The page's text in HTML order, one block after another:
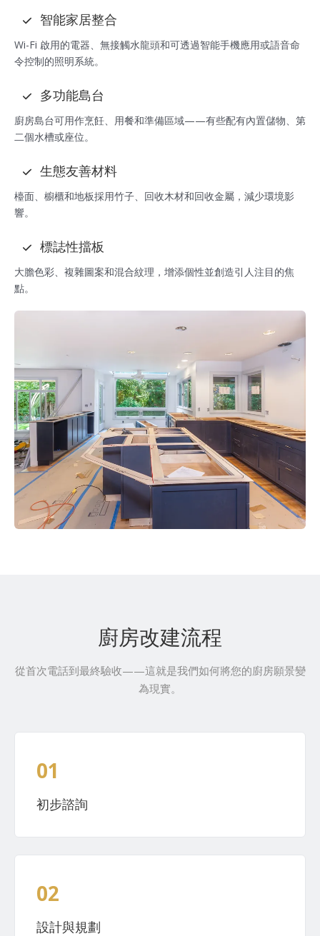
智能家居整合
Wi-Fi 啟用的電器、無接觸水龍頭和可透過智能手機應用或語音命
令控制的照明系統。
多功能島台
廚房島台可用作烹飪、用餐和準備區域——有些配有內置儲物、第
二個水槽或座位。
生態友善材料
檯面、櫥櫃和地板採用竹子、回收木材和回收金屬，減少環境影
響。
標誌性擋板
大膽色彩、複雜圖案和混合紋理，增添個性並創造引人注目的焦
點。
廚房改建流程
從首次電話到最終驗收——這就是我們如何將您的廚房願景變
為現實。
01
初步諮詢
02
設計與規劃